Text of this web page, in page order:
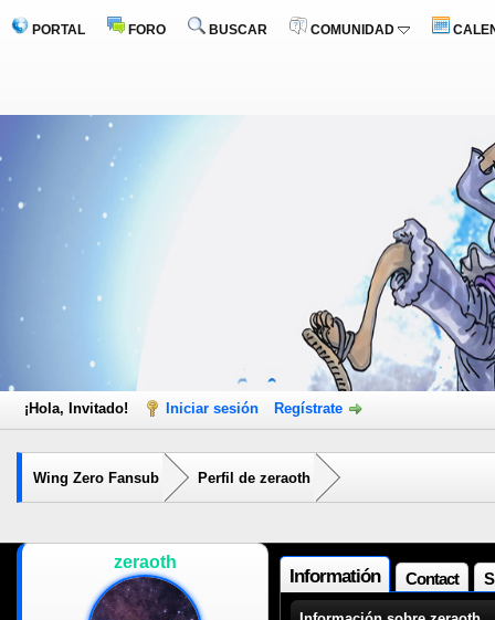
PORTAL FORO BUSCAR COMUNIDAD
¡Hola, Invitado! Iniciar sesión Regístrate
Wing Zero Fansub Perfil de zeraoth
zeraoth
Informatión Contact